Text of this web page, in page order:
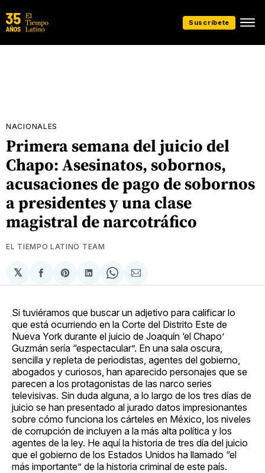
Suscríbete
NACIONALES
Primera semana del juicio del
Chapo: Asesinatos, sobornos,
acusaciones de pago de sobornos
a presidentes y una clase
magistral de narcotráfico
EL TIEMPO LATINO TEAM
𝕏
Compartir
en
Share
on
Compartir
en
Share
on
Compartir
via
Si tuviéramos que buscar un adjetivo para calificar lo
que está ocurriendo en la Corte del Distrito Este de
Nueva York durante el juicio de Joaquín ‘el Chapo’
Guzmán sería “espectacular”. En una sala oscura,
sencilla y repleta de periodistas, agentes del gobierno,
abogados y curiosos, han aparecido personajes que se
parecen a los protagonistas de las narco series
televisivas. Sin duda alguna, a lo largo de los tres días de
juicio se han presentado al jurado datos impresionantes
sobre cómo funciona los cárteles en México, los niveles
de corrupción de incluyen a la más alta política y los
agentes de la ley. He aquí la historia de tres día del juicio
que el gobierno de los Estados Unidos ha llamado “el
más importante” de la historia criminal de este país.